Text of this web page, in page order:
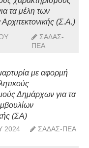
της ΕΥΔΑΠ Α.Ε.
περιβάλλοντος
με τις
στο
της οδού Ωρωπού
τα μέλη των
(Σ.Α.)
ΣΑΔΑΣ-
ΠΕΑ
με αφορμή
Δημάρχων για τα
(ΣΑ)
2024 ΣΑΔΑΣ-ΠΕΑ